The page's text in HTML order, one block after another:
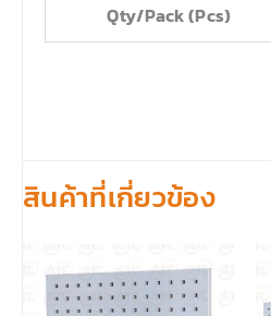
Qty/Pack (Pcs)
สินค้าที่เกี่ยวข้อง